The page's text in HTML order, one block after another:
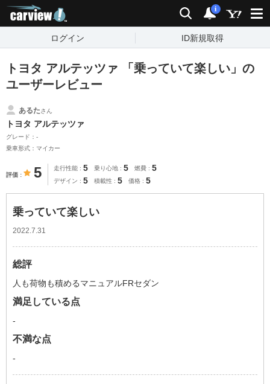
検索 通知
i
ログイン ID新規取得
トヨタ アルテッツァ 「乗っていて楽しい」の
ユーザーレビュー
あるたさん
トヨタ アルテッツァ
グレード：-
乗車形式：マイカー
評価 5 走行性能 5 乗り心地 5 燃費 5
デザイン 5 積載性 5 価格 5
乗っていて楽しい
2022.7.31
総評
人も荷物も積めるマニュアルFRセダン
満足している点
-
不満な点
-